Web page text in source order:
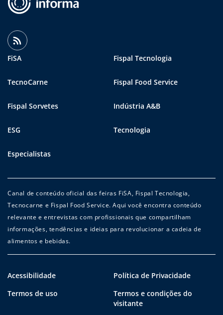
FiSA Fispal Tecnologia
TecnoCarne Fispal Food Service
Fispal Sorvetes Indústria A&B
ESG Tecnologia
Especialistas
Canal de conteúdo oficial das feiras FiSA, Fispal Tecnologia,
Tecnocarne e Fispal Food Service. Aqui você encontra conteúdo
relevante e entrevistas com profissionais que compartilham
informações, tendências e ideias para revolucionar a cadeia de
alimentos e bebidas.
Acessibilidade
Política de Privacidade
Termos de uso
Termos e condições do
visitante